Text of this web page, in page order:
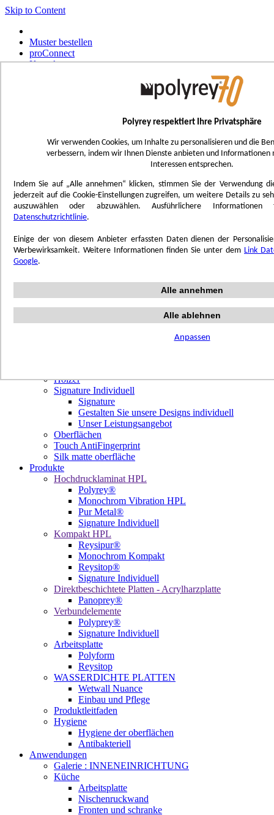
Polyrey respektiert Ihre Privatsphäre
Wir verwenden Cookies, um Inhalte zu personalisieren und die
verbessern, indem wir Ihnen Dienste anbieten und
Interessen entsprechen.
Indem Sie auf „Alle annehmen“ klicken, stimmen Sie der Verwendung
jederzeit auf die Cookie-Einstellungen zugreifen, um weitere Details zu
auszuwählen oder abzuwählen. Ausführlichere
Datenschutzrichtlinie.
Einige der von diesem Anbieter erfassten Daten dienen der
Werbewirksamkeit. Weitere Informationen finden Sie unter dem Link
Google.
Alle annehmen
Alle ablehnen
Anpassen
Skip to Content
Muster bestellen
proConnect
Kontakt
UK - Ireland
International
Italiano
Nederlands
Toggle Nav
Inspiration
Terrazzo Passion
Woods Custom
Hölzer
Signature Individuell
Signature
Gestalten Sie unsere Designs individuell
Unser Leistungsangebot
Oberflächen
Touch AntiFingerprint
Silk matte oberfläche
Produkte
Hochdrucklaminat HPL
Polyrey®
Monochrom Vibration HPL
Pur Metal®
Signature Individuell
Kompakt HPL
Reysipur®
Monochrom Kompakt
Reysitop®
Signature Individuell
Direktbeschichtete Platten - Acrylharzplatte
Panoprey®
Verbundelemente
Polyprey®
Signature Individuell
Arbeitsplatte
Polyform
Reysitop
WASSERDICHTE PLATTEN
Wetwall Nuance
Einbau und Pflege
Produktleitfaden
Hygiene
Hygiene der oberflächen
Antibakteriell
Anwendungen
Galerie : INNENEINRICHTUNG
Küche
Arbeitsplatte
Nischenruckwand
Fronten und schranke